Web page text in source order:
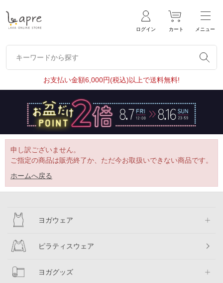
ログイン カート メニュー
キーワードから探す
キーワードから探す
お支払い金額6,000円(税込)以上で送料無料!
申し訳ございません。
ご指定の商品は販売終了か、ただ今お取扱いできない商品です。
ホームへ戻る
ヨガウェア
ピラティスウェア
ヨガグッズ